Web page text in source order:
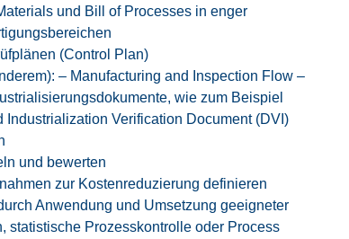
und Bill of Processes in enger
(Control Plan)
– Manufacturing and Inspection Flow –
wie zum Beispiel
Industrialization Verification Document (DVI)
und bewerten
zur Kostenreduzierung definieren
Anwendung und Umsetzung geeigneter
statistische Prozesskontrolle oder Process